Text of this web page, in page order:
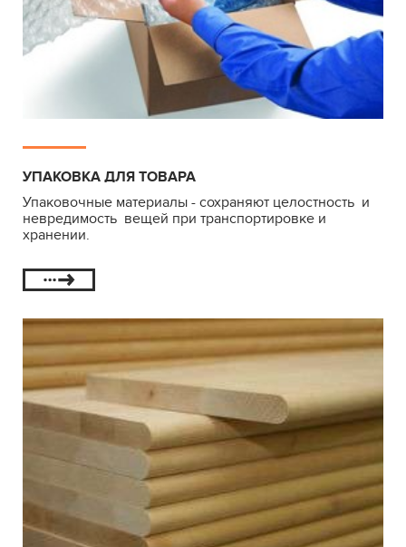
УПАКОВКА ДЛЯ ТОВАРА
Упаковочные материалы - сохраняют целостность и
невредимость вещей при транспортировке и
хранении.